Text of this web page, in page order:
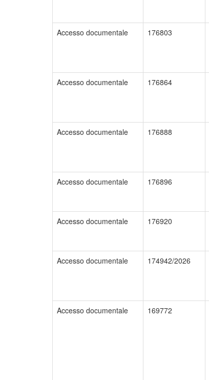
Accesso documentale 176803
Accesso documentale 176864
Accesso documentale 176888
Accesso documentale 176896
Accesso documentale 176920
Accesso documentale 174942/2026
Accesso documentale 169772